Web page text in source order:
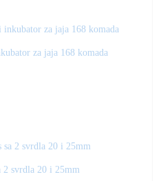
za jaja 168 komada
2 svrdla 20 i 25mm